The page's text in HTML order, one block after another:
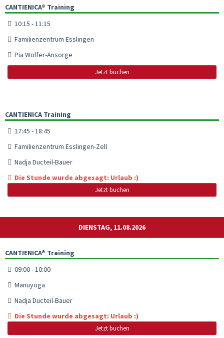
CANTIENICA® Training
10:15 - 11:15
Familienzentrum Esslingen
Pia Wolfer-Ansorge
Jetzt buchen
CANTIENICA Training
17:45 - 18:45
Familienzentrum Esslingen-Zell
Nadja Ducteil-Bauer
Die Stunde wurde abgesagt: Urlaub :)
Jetzt buchen
DIENSTAG, 11.08.2026
CANTIENICA® Training
09:00 - 10:00
Manuyoga
Nadja Ducteil-Bauer
Die Stunde wurde abgesagt: Urlaub :)
Jetzt buchen